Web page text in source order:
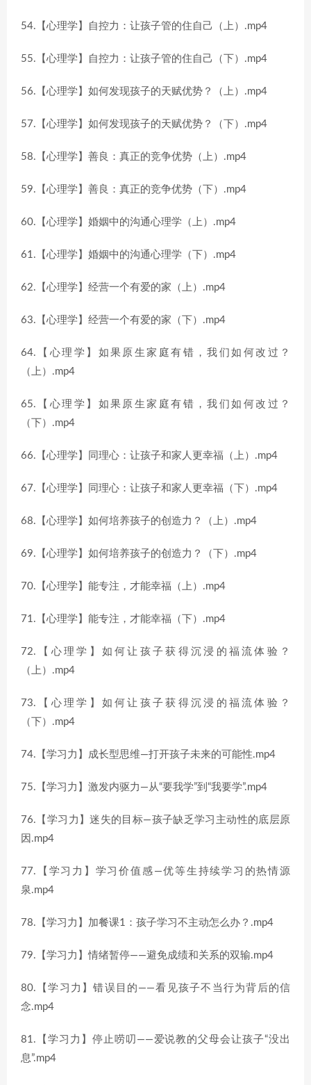
54.【心理学】自控力：让孩子管的住自己（上）.mp4
55.【心理学】自控力：让孩子管的住自己（下）.mp4
56.【心理学】如何发现孩子的天赋优势？（上）.mp4
57.【心理学】如何发现孩子的天赋优势？（下）.mp4
58.【心理学】善良：真正的竞争优势（上）.mp4
59.【心理学】善良：真正的竞争优势（下）.mp4
60.【心理学】婚姻中的沟通心理学（上）.mp4
61.【心理学】婚姻中的沟通心理学（下）.mp4
62.【心理学】经营一个有爱的家（上）.mp4
63.【心理学】经营一个有爱的家（下）.mp4
64.【心理学】如果原生家庭有错，我们如何改过？
（上）.mp4
65.【心理学】如果原生家庭有错，我们如何改过？
（下）.mp4
66.【心理学】同理心：让孩子和家人更幸福（上）.mp4
67.【心理学】同理心：让孩子和家人更幸福（下）.mp4
68.【心理学】如何培养孩子的创造力？（上）.mp4
69.【心理学】如何培养孩子的创造力？（下）.mp4
70.【心理学】能专注，才能幸福（上）.mp4
71.【心理学】能专注，才能幸福（下）.mp4
72.【心理学】如何让孩子获得沉浸的福流体验？
（上）.mp4
73.【心理学】如何让孩子获得沉浸的福流体验？
（下）.mp4
74.【学习力】成长型思维—打开孩子未来的可能性.mp4
75.【学习力】激发内驱力—从“要我学”到“我要学”.mp4
76.【学习力】迷失的目标—孩子缺乏学习主动性的底层原
因.mp4
77.【学习力】学习价值感—优等生持续学习的热情源
泉.mp4
78.【学习力】加餐课1：孩子学习不主动怎么办？.mp4
79.【学习力】情绪暂停——避免成绩和关系的双输.mp4
80.【学习力】错误目的——看见孩子不当行为背后的信
念.mp4
81.【学习力】停止唠叨——爱说教的父母会让孩子“没出
息”.mp4